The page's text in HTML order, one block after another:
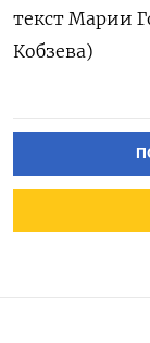
текст Марии
Кобзева)